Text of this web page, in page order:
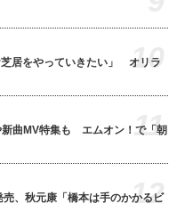
居をやっていきたい」 オリラ
10
曲MV特集も エムオン！で「朝
11
、秋元康「橋本は手のかかるビ
12